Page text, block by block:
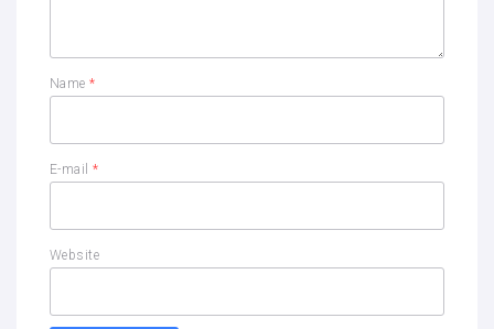
Name*
E-mail*
Website